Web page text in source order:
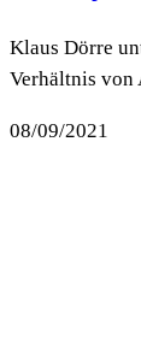
Klaus Dörre
Verhältnis von
08/09/2021